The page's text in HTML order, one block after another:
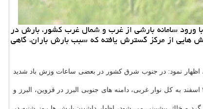
خانگی مدیركل پیشبینی و اخطار سریع سازمان هواشناسی با بیان اینكه بعدازظهر فردا جمعه، ۲۳ اسفند، با ورود سامانه بارشی از غرب و شمال غرب كشور، بارش در
هایی از مركز گسترش یافته كه سبب بارش باران، گاهی
اظهار نمود: در جنوب شرق كشور در بعضی ساعات وزش باد شدید
در این مناطق شروع خواهد شد و روز شنبه، ۲۴ اسفند به كل نوار غربی، دامنه های جنوبی البرز در قزوین، البرز و